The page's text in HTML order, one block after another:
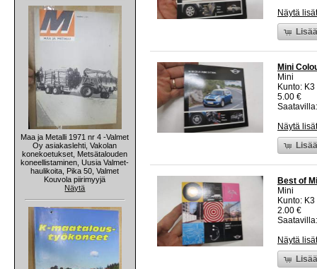
Maa ja Metalli 1971 nr 4 -Valmet
Oy asiakaslehti, Vakolan
konekoetukset, Metsätalouden
koneellistaminen, Uusia Valmet-
haulikoita, Pika 50, Valmet
Kouvola piirimyyjä
Näytä
Näytä
Mini
Mini
Kunto:
5.00 €
Näytä
Best of
Mini
Kunto:
2.00 €
Näytä